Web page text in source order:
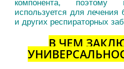
компонента, поэтому
используется для лечения
и других респираторных
В ЧЕМ